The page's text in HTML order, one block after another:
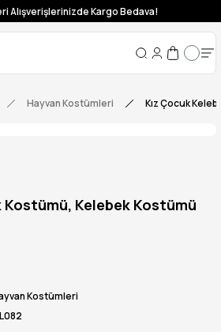
Alışverişlerinizde Kargo Bedava!
Hayvan Kostümleri Kız Çocuk
Kostümü, Kelebek Kostümü
Kostümleri